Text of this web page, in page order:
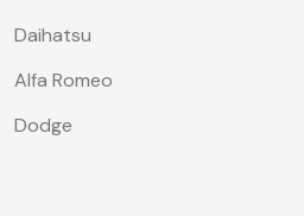
Daihatsu
Alfa Romeo
Dodge